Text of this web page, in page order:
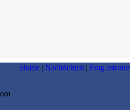
Home | Nachrichten | Frag